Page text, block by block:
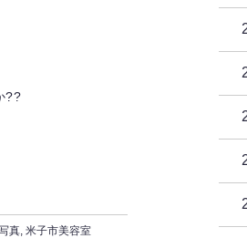
??
真, 米子市美容室